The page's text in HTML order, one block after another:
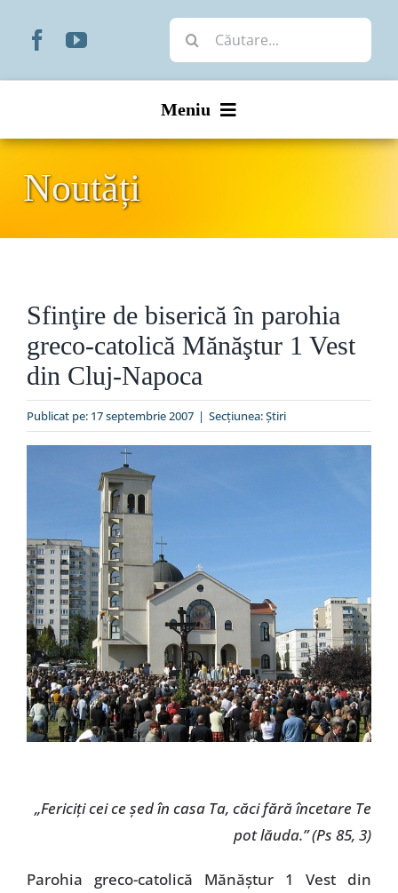
Cautare...
Meniu
Organizare
Liturgic
Special
Noutăți
Sfinţire de biserică în parohia
greco-catolică Mănăştur 1 Vest
din Cluj-Napoca
Publicat pe: 17 septembrie 2007 | Secțiunea:Ştiri
„Fericiţi cei ce şed în casa Ta, căci fără încetare Te
pot lăuda.” (Ps 85, 3)
Parohia greco-catolică Mănăştur 1 Vest din